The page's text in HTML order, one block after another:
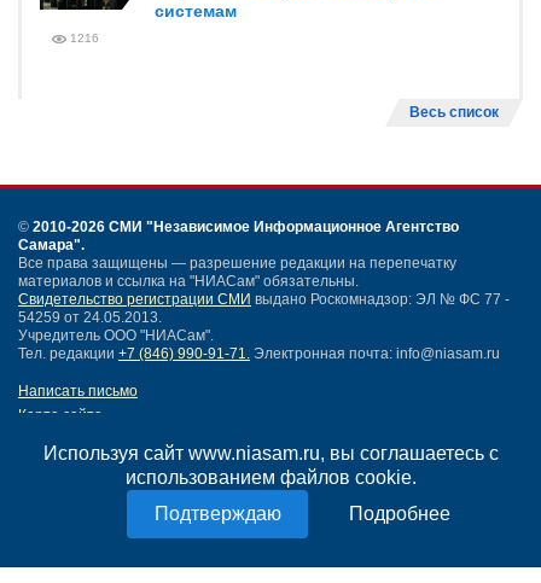
Используя сайт www.niasam.ru, вы соглашаетесь с
использованием файлов cookie.
Подробнее
системам
1216
Весь список
© 2010-2026 СМИ "Независимое Информационное Агентство
Самара".
Все права защищены — разрешение редакции на перепечатку
материалов и ссылка на "НИАСам" обязательны.
Свидетельство регистрации СМИ выдано Роскомнадзор: ЭЛ № ФС 77 -
54259 от 24.05.2013.
Учредитель ООО "НИАСам".
Тел. редакции +7 (846) 990-91-71. Электронная почта: info@niasam.ru
Написать письмо
Карта сайта
Политика конфиденциальности
Согласие на обработку персональных данных